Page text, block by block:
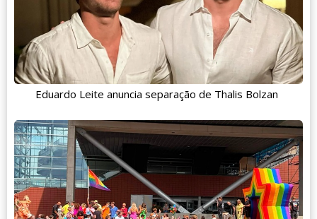
Eduardo Leite anuncia separação de Thalis Bolzan